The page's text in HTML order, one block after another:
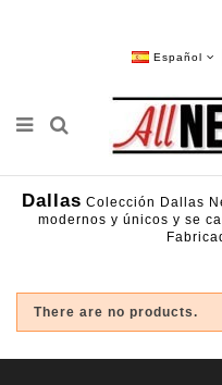
Español
Dallas Colección Dallas
modernos y únicos y se
There are no products.